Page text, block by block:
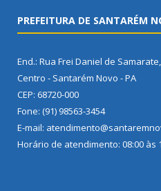
PREFEITURA DE SANTARÉM
End.: Rua Frei Daniel de
Centro - Santarém Novo - PA
CEP: 68720-000
Fone: (91) 98563-3454
E-mail:
Horário de atendimento: 08:00 às